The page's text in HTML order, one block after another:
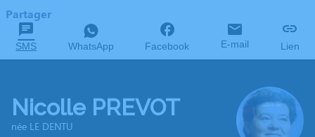
Partager
SMS WhatsApp Facebook E-mail Lien
Nicolle PREVOT
née LE DENTU